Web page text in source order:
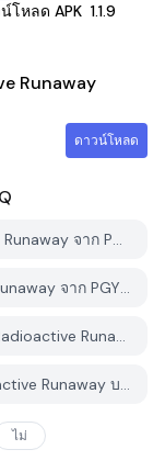
โหลด APK 1.1.9
Runaway
ดาวน์โหลด
ฉันจะดาวน์โหลด Angry Gran Radioactive Runaway จาก PGYER APK HUB อย่างไร?
การดาวน์โหลด Angry Gran Radioactive Runaway จาก PGYER APK HUB ฟรีหรือไม่?
ฉันต้องมีบัญชีเพื่อดาวน์โหลด Angry Gran Radioactive Runaway จาก PGYER APK HUB หรือไม่?
ฉันจะรายงานปัญหากับ Angry Gran Radioactive Runaway บน PGYER APK HUB ได้อย่างไร?
ไม่